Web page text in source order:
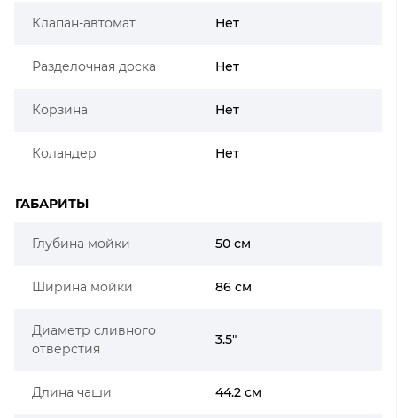
Клапан-автомат Нет
Разделочная доска Нет
Корзина Нет
Коландер Нет
ГАБАРИТЫ
Глубина мойки 50 см
Ширина мойки 86 см
Диаметр сливного
отверстия
3.5"
Длина чаши 44.2 см